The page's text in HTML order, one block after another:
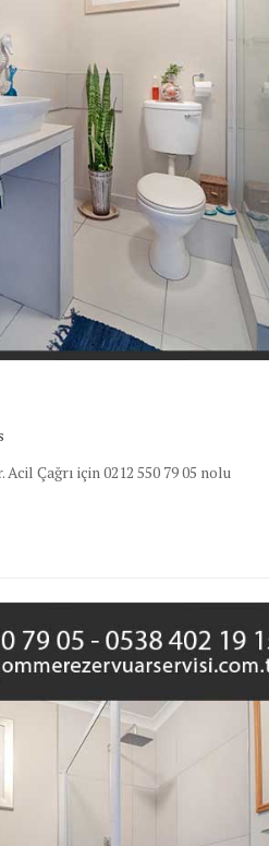
Çağrı için 0212 550 79 05 nolu